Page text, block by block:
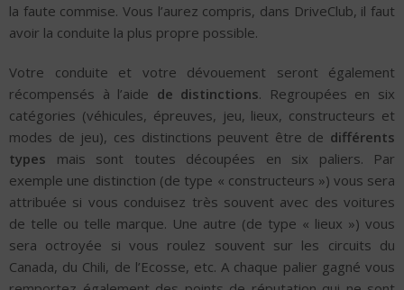
la faute commise. Vous l’aurez compris, dans DriveClub, il faut
avoir la conduite la plus propre possible.
Votre conduite et votre dévouement seront également
récompensés à l’aide de distinctions. Regroupées en six
catégories (véhicules, épreuves, jeu, lieux, constructeurs et
modes de jeu), ces distinctions peuvent être de différents
types mais sont toutes découpées en six paliers. Par
exemple une distinction (de type « constructeurs ») vous sera
attribuée si vous conduisez très souvent avec des voitures
de telle ou telle marque. Une autre (de type « lieux ») vous
sera octroyée si vous roulez souvent sur les circuits du
Canada, du Chili, de l’Ecosse, etc. A chaque palier gagné vous